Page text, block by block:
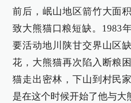
前后，岷山地区箭竹大面
致大熊猫口粮短缺。1983
要活动地川陕甘交界山区
花，大熊猫再次陷入断粮
猫走出密林，下山到村民
是在这个时候开始了他与大